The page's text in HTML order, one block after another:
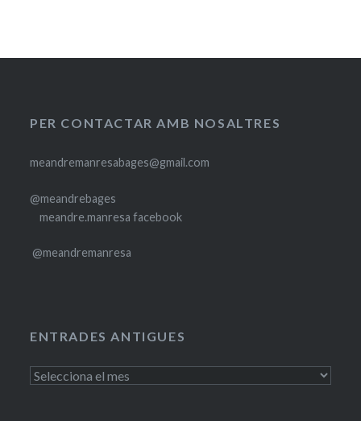
PER CONTACTAR AMB NOSALTRES
meandremanresabages@gmail.com
@meandrebages
meandre.manresa facebook
@meandremanresa
ENTRADES ANTIGUES
Entrades